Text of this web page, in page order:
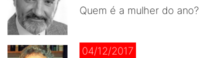
Quem é a mulher do ano?
04/12/2017